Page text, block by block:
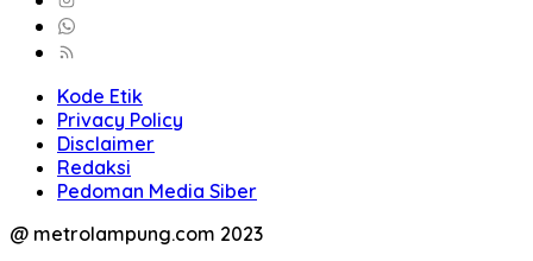
Kode Etik
Privacy Policy
Disclaimer
Redaksi
Pedoman Media Siber
@ metrolampung.com 2023